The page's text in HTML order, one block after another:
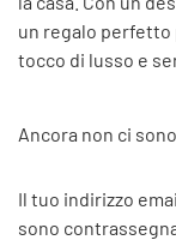
un regalo perfetto
tocco di lusso e
Ancora non ci
Il tuo indirizzo
sono